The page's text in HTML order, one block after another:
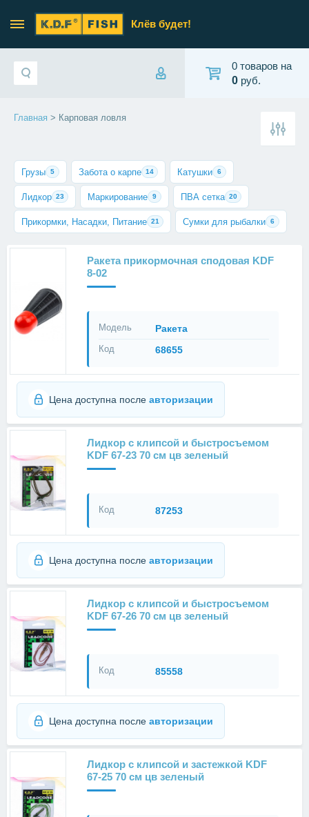
Клёв будет!
0 товаров на
0 руб.
Главная > Карповая ловля
Грузы 5 Забота о карпе 14 Катушки 6
Лидкор 23 Маркирование 9 ПВА сетка 20
Прикормки, Насадки, Питание 21 Сумки для рыбалки 6
Ракета прикормочная сподовая KDF
8-02
Модель Ракета
Код 68655
Цена доступна после авторизации
Лидкор с клипсой и быстросъемом
KDF 67-23 70 см цв зеленый
Код 87253
Цена доступна после авторизации
Лидкор с клипсой и быстросъемом
KDF 67-26 70 см цв зеленый
Код 85558
Цена доступна после авторизации
Лидкор с клипсой и застежкой KDF
67-25 70 см цв зеленый